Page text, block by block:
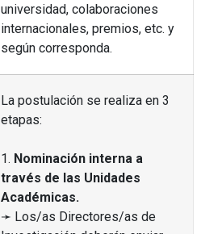
universidad, colaboraciones
internacionales, premios, etc. y
según corresponda.
La postulación se realiza en 3
etapas:
1. Nominación interna a
través de las Unidades
Académicas.
➛ Los/as Directores/as de